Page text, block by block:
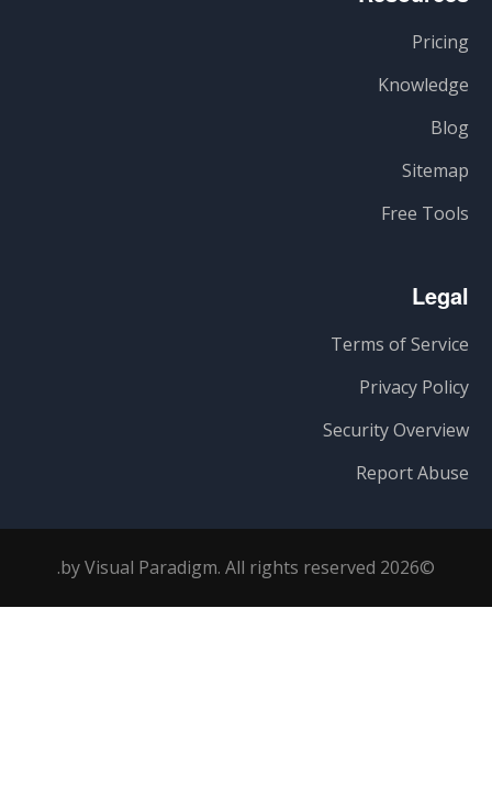
Pricing
Knowledge
Blog
Sitemap
Free Tools
Legal
Terms of Service
Privacy Policy
Security Overview
Report Abuse
©2026 by Visual Paradigm. All rights reserved.